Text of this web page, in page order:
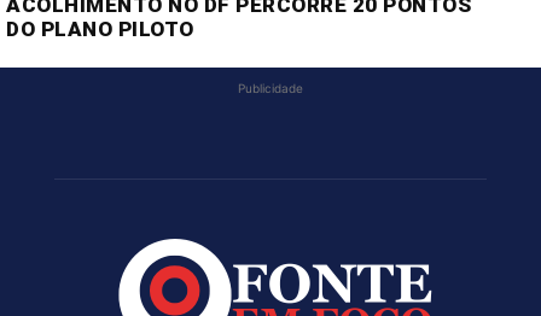
ACOLHIMENTO NO DF PERCORRE 20 PONTOS
DO PLANO PILOTO
Publicidade